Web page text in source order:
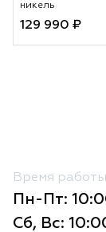
никель
129 990 ₽
Время
Пн-Пт:
Сб, Вс: